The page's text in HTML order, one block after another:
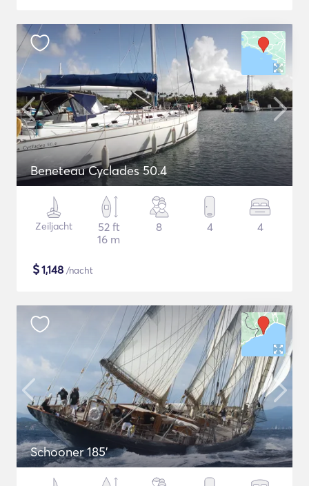
Beneteau Cyclades 50.4
Zeiljacht
52 ft
16 m
8 4 4
$1,148 /nacht
Schooner 185'